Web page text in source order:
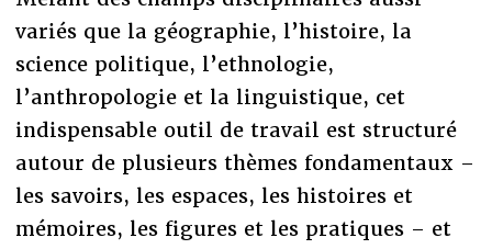
variés que la géographie, l’histoire, la
science politique, l’ethnologie,
l’anthropologie et la linguistique, cet
indispensable outil de travail est structuré
autour de plusieurs thèmes fondamentaux –
les savoirs, les espaces, les histoires et
mémoires, les figures et les pratiques – et